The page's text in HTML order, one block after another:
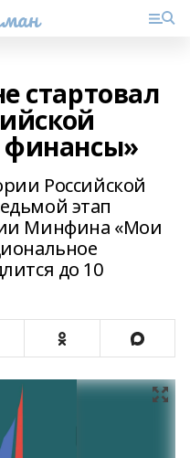
стартовал
Российской
этап
Минфина «Мои
до 10